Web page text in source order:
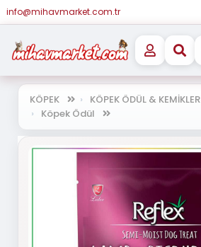
info@mihavmarket.com.tr
KÖPEK
KÖPEK ÖDÜL & KEMİKLER
Köpek Ödül